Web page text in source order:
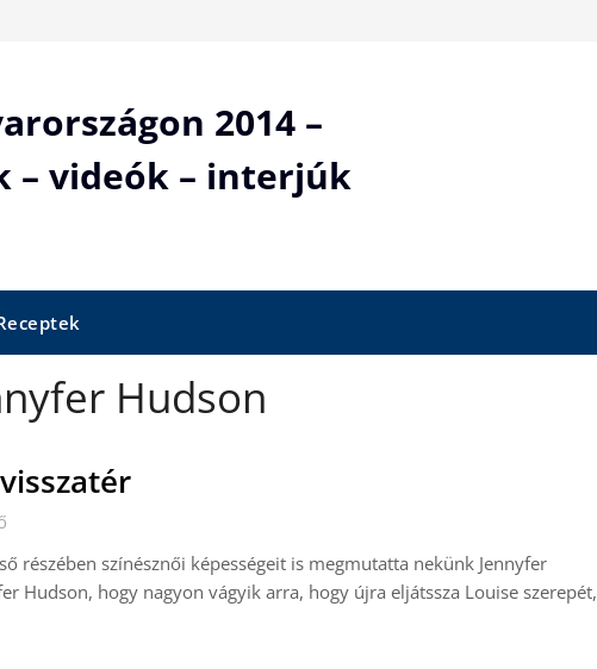
2014 –
– videók – interjúk
Hudson
részében színésznői képességeit is megmutatta nekünk Jennyfer
Hudson, hogy nagyon vágyik arra, hogy újra eljátssza Louise szerepét,